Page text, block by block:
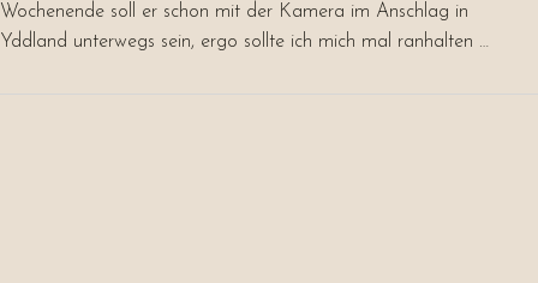
Wochenende soll er schon mit der Kamera im Anschlag in
Yddland unterwegs sein, ergo sollte ich mich mal ranhalten …